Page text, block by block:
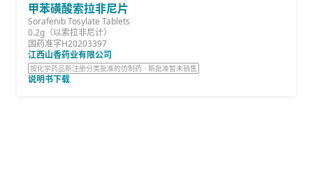
甲苯磺酸索拉非尼片
Sorafenib Tosylate Tablets
0.2g（以索拉非尼计）
国药准字H20203397
江西山香药业有限公司
按化学药品新注册分类批准的仿制药 · 新批准暂未销售
说明书下载